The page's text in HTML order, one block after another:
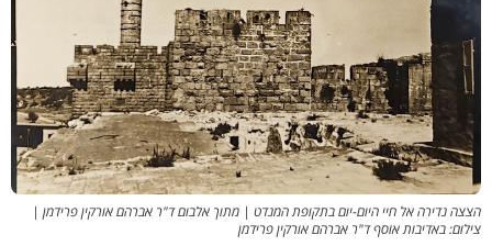
הצצה נדירה אל חיי היום-יום בתקופת המנדט | מתוך אלבום ד"ר אברהם אורקין פרידמן |
צילום: באדיבות אוסף ד"ר אברהם אורקין פרידמן